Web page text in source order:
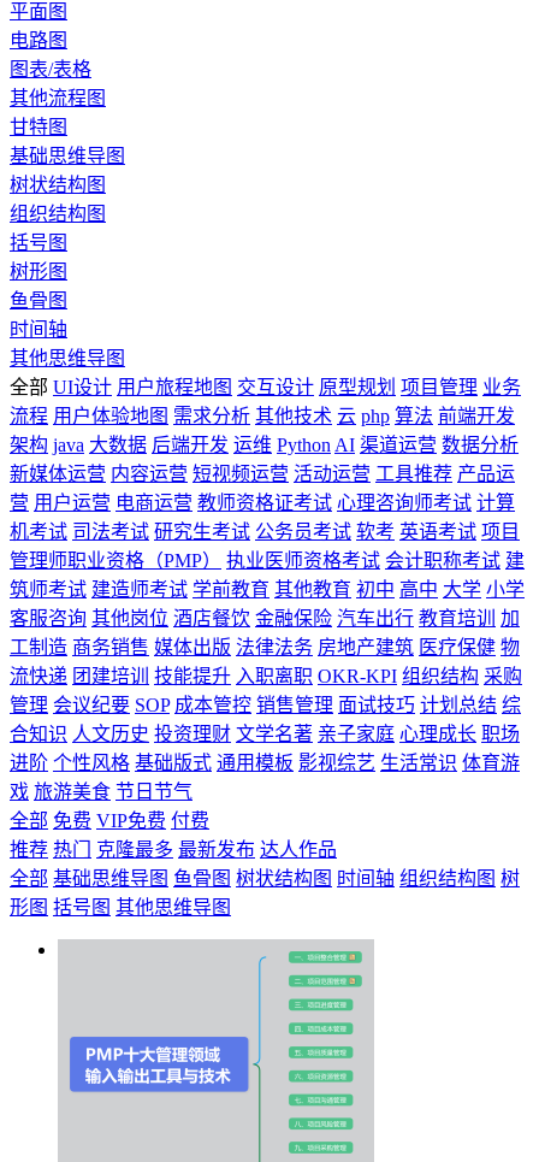
平面图
电路图
图表/表格
其他流程图
甘特图
基础思维导图
树状结构图
组织结构图
括号图
树形图
鱼骨图
时间轴
其他思维导图
全部 UI设计 用户旅程地图 交互设计 原型规划 项目管理 业务
流程 用户体验地图 需求分析 其他技术 云 php 算法 前端开发
架构 java 大数据 后端开发 运维 Python AI 渠道运营 数据分析
新媒体运营 内容运营 短视频运营 活动运营 工具推荐 产品运
营 用户运营 电商运营 教师资格证考试 心理咨询师考试 计算
机考试 司法考试 研究生考试 公务员考试 软考 英语考试 项目
管理师职业资格（PMP）
执业医师资格考试 会计职称考试 建
筑师考试 建造师考试 学前教育 其他教育 初中 高中 大学 小学
客服咨询 其他岗位 酒店餐饮 金融保险 汽车出行 教育培训
加
工制造 商务销售 媒体出版 法律法务 房地产建筑 医疗保健 物
流快递 团建培训 技能提升 入职离职 OKR-KPI 组织结构 采购
管理 会议纪要 SOP 成本管控 销售管理 面试技巧 计划总结 综
合知识 人文历史 投资理财 文学名著 亲子家庭 心理成长 职场
进阶 个性风格 基础版式 通用模板 影视综艺 生活常识 体育游
戏 旅游美食 节日节气
全部 免费 VIP免费 付费
推荐 热门 克隆最多 最新发布 达人作品
全部 基础思维导图 鱼骨图 树状结构图 时间轴 组织结构图 树
形图 括号图 其他思维导图